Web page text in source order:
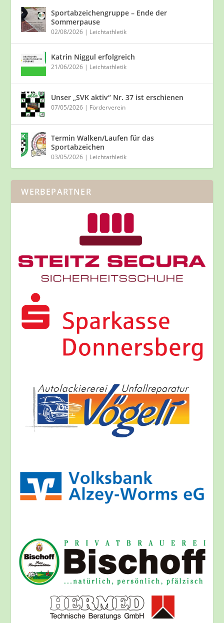
Sportabzeichengruppe – Ende der
Sommerpause
02/08/2026 | Leichtathletik
Katrin Niggul erfolgreich
21/06/2026 | Leichtathletik
Unser „SVK aktiv“ Nr. 37 ist erschienen
07/05/2026 | Förderverein
Termin Walken/Laufen für das
Sportabzeichen
03/05/2026 | Leichtathletik
WERBEPARTNER